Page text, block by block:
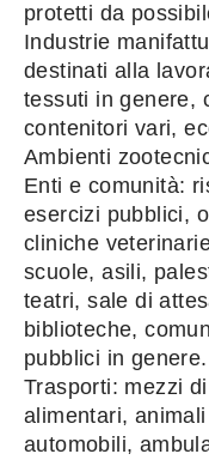
protetti da
Industrie
destinati alla
tessuti in genere,
contenitori vari,
Ambienti
Enti e comunità:
esercizi pubblici,
cliniche
scuole, asili,
teatri, sale di
biblioteche,
pubblici in genere.
Trasporti: mezzi
alimentari,
automobili,